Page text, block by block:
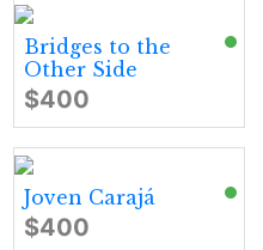
Bridges to the
Other Side
$400
Joven Carajá
$400